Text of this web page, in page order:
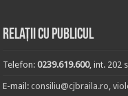
Relații cu publicul
Telefon:0239.619.600, int. 202
E-mail:consiliu@cjbraila.ro,